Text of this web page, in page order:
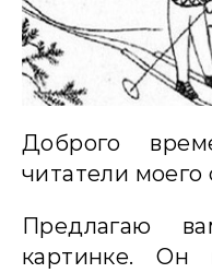
Доброго
читатели моего
Предлагаю
картинке. Он